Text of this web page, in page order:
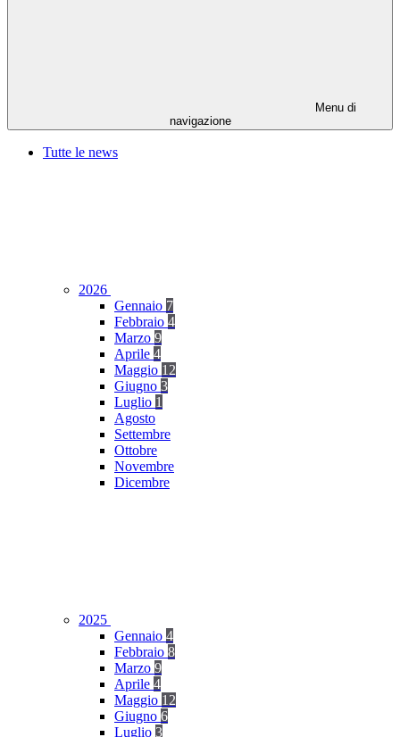
Menu di
navigazione
Tutte le news
2026
Gennaio 7
Febbraio 4
Marzo 9
Aprile 4
Maggio 12
Giugno 3
Luglio 1
Agosto
Settembre
Ottobre
Novembre
Dicembre
2025
Gennaio 4
Febbraio 8
Marzo 9
Aprile 4
Maggio 12
Giugno 6
Luglio 3